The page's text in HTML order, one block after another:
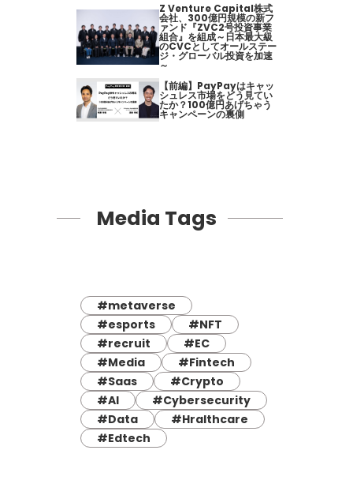
Z Venture Capital株式
会社、300億円規模の新フ
ァンド『ZVC2号投資事業
組合』を組成～日本最大級
のCVCとしてオールステー
ジ・グローバル投資を加速
～
【前編】PayPayはキャッ
シュレス市場をどう見てい
たか？100億円あげちゃう
キャンペーンの裏側
Media Tags
#metaverse
#esports
#NFT
#recruit
#EC
#Media
#Fintech
#Saas
#Crypto
#AI
#Cybersecurity
#Data
#Hralthcare
#Edtech